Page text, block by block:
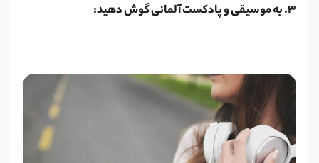
3. به موسیقی و پادکست آلمانی گوش دهید: